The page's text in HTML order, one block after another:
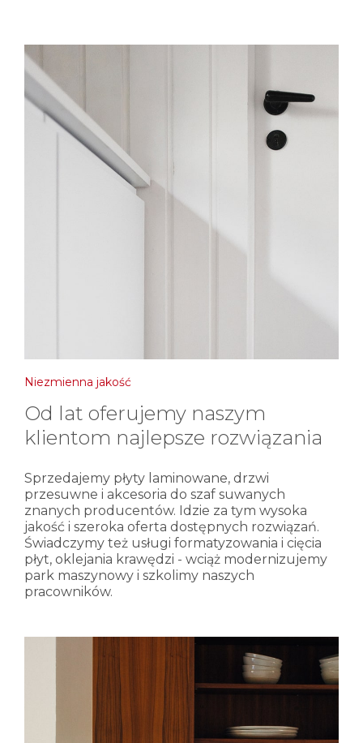
Niezmienna jakość
Od lat oferujemy naszym
klientom najlepsze rozwiązania
Sprzedajemy płyty laminowane, drzwi
przesuwne i akcesoria do szaf suwanych
znanych producentów. Idzie za tym wysoka
jakość i szeroka oferta dostępnych rozwiązań.
Świadczymy też usługi formatyzowania i cięcia
płyt, oklejania krawędzi - wciąż modernizujemy
park maszynowy i szkolimy naszych
pracowników.